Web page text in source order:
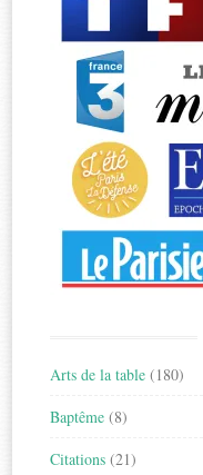
Arts de la table (180)
Baptême (8)
Citations (21)